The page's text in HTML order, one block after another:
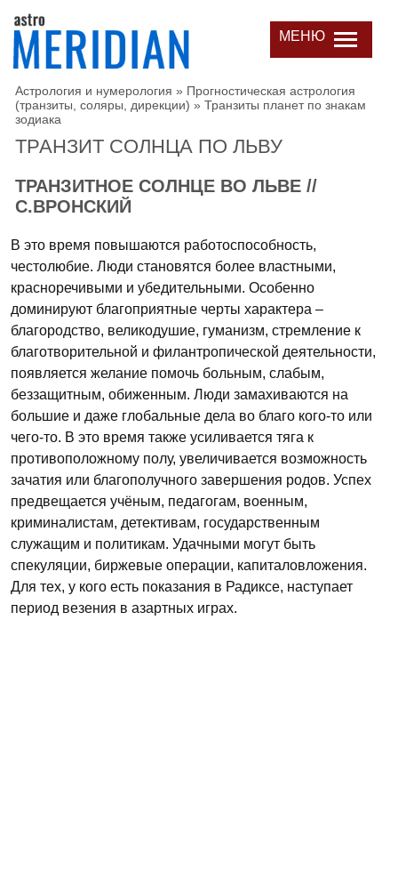
МЕНЮ
Астрология и нумерология » Прогностическая астрология
(транзиты, соляры, дирекции) » Транзиты планет по знакам
зодиака
ТРАНЗИТ СОЛНЦА ПО ЛЬВУ
ТРАНЗИТНОЕ СОЛНЦЕ ВО ЛЬВЕ //
С.ВРОНСКИЙ
В это время повышаются работоспособность,
честолюбие. Люди становятся более властными,
красноречивыми и убедительными. Особенно
доминируют благоприятные черты характера –
благородство, великодушие, гуманизм, стремление к
благотворительной и филантропической деятельности,
появляется желание помочь больным, слабым,
беззащитным, обиженным. Люди замахиваются на
большие и даже глобальные дела во благо кого-то или
чего-то. В это время также усиливается тяга к
противоположному полу, увеличивается возможность
зачатия или благополучного завершения родов. Успех
предвещается учёным, педагогам, военным,
криминалистам, детективам, государственным
служащим и политикам. Удачными могут быть
спекуляции, биржевые операции, капиталовложения.
Для тех, у кого есть показания в Радиксе, наступает
период везения в азартных играх.